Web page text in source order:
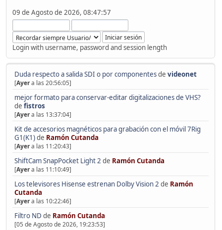
09 de Agosto de 2026, 08:47:57
Login with username, password and session length
Duda respecto a salida SDI o por componentesde videonet
[Ayera las 20:56:05]
mejor formato para conservar-editar digitalizaciones de VHS?
de fistros
[Ayera las 13:37:04]
Kit de accesorios magnéticos para grabación con el móvil 7Rig
G1(K1)de Ramón Cutanda
[Ayera las 11:20:43]
ShiftCam SnapPocket Light 2 de Ramón Cutanda
[Ayera las 11:10:49]
Los televisores Hisense estrenan Dolby Vision 2 de Ramón
Cutanda
[Ayera las 10:22:46]
Filtro ND de Ramón Cutanda
[05 de Agosto de 2026, 19:23:53]